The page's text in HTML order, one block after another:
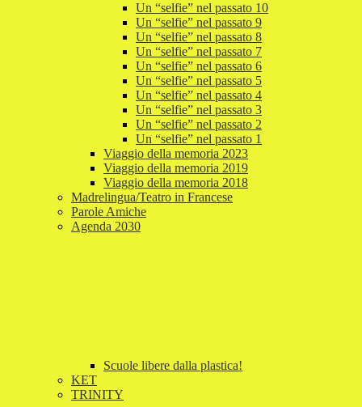
Un “selfie” nel passato 10
Un “selfie” nel passato 9
Un “selfie” nel passato 8
Un “selfie” nel passato 7
Un “selfie” nel passato 6
Un “selfie” nel passato 5
Un “selfie” nel passato 4
Un “selfie” nel passato 3
Un “selfie” nel passato 2
Un “selfie” nel passato 1
Viaggio della memoria 2023
Viaggio della memoria 2019
Viaggio della memoria 2018
Madrelingua/Teatro in Francese
Parole Amiche
Agenda 2030
Scuole libere dalla plastica!
KET
TRINITY